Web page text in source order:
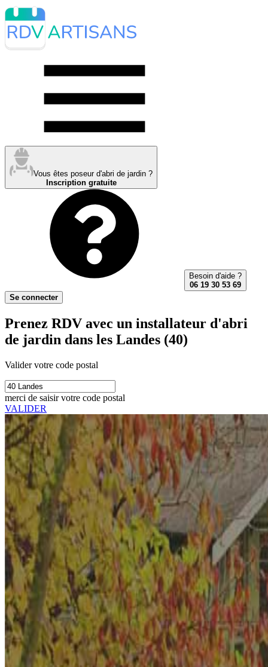
Vous êtes poseur d'abri de jardin ?
Inscription gratuite
Besoin d'aide ?
06 19 30 53 69
Se connecter
Prenez RDV avec un installateur d'abri
de jardin dans les Landes (40)
Valider votre code postal
merci de saisir votre code postal
VALIDER